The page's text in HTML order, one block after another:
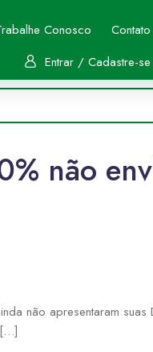
Conosco
Contato
Entrar / Cadastre-se
não
não apresentaram
[…]